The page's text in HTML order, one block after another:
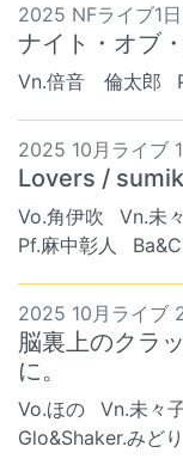
2025 NFライブ1
ナイト・オブ
Vn.倍音 倫太郎
2025 10月ライブ 1
Lovers /
Vo.角伊吹 Vn.未
Pf.麻中彰人
2025 10月ライブ
脳裏上のクラ
に。
Vo.ほの Vn.未々
Glo&Shaker.みどり